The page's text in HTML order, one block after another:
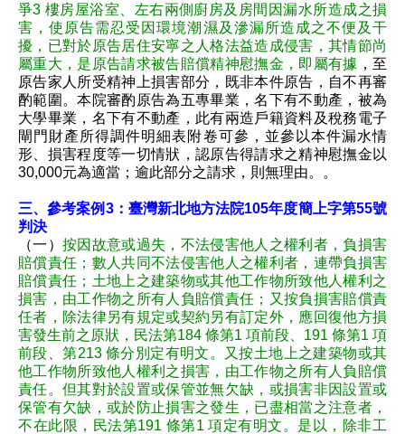
爭3 樓房屋浴室、左右兩側廚房及房間因漏水所造成之損
害，使原告需忍受因環境潮濕及滲漏所造成之不便及干
擾，已對於原告居住安寧之人格法益造成侵害，其情節尚
屬重大，是原告請求被告賠償精神慰撫金，即屬有據 ，至
原告家人所受精神上損害部分，既非本件原告，自不再審
酌範圍。本院審酌原告為五專畢業，名下有不動產，被為
大學畢業，名下有不動產，此有兩造戶籍資料及稅務電子
閘門財產所得調件明細表附卷可參，並參以本件漏水情
形、損害程度等一切情狀，認原告得請求之精神慰撫金以
30,000元為適當；逾此部分之請求，則無理由。。
三、參考案例3：臺灣新北地方法院105年度簡上字第55號
判決
（一） 按因故意或過失，不法侵害他人之權利者，負損害
賠償責任；數人共同不法侵害他人之權利者，連帶負損害
賠償責任；土地上之建築物或其他工作物所致他人權利之
損害，由工作物之所有人負賠償責任；又按負損害賠償責
任者，除法律另有規定或契約另有訂定外，應回復他方損
害發生前之原狀，民法第184 條第1 項前段、191 條第1 項
前段、第213 條分別定有明文。又按土地上之建築物或其
他工作物所致他人權利之損害，由工作物之所有人負賠償
責任。但其對於設置或保管並無欠缺，或損害非因設置或
保管有欠缺，或於防止損害之發生，已盡相當之注意者，
不在此限，民法第191 條第1 項定有明文。是以，除非工